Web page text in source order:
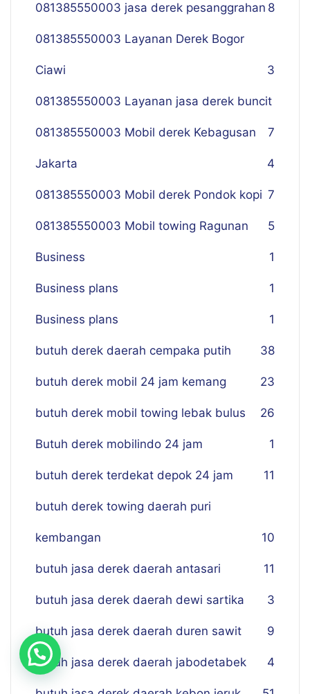
081385550003 jasa derek pesanggrahan 8
081385550003 Layanan Derek Bogor
Ciawi 3
081385550003 Layanan jasa derek buncit
7
081385550003 Mobil derek Kebagusan
Jakarta 4
081385550003 Mobil derek Pondok kopi 7
081385550003 Mobil towing Ragunan 5
Business 1
Business plans 1
Business plans 1
butuh derek daerah cempaka putih 38
butuh derek mobil 24 jam kemang 23
butuh derek mobil towing lebak bulus 26
Butuh derek mobilindo 24 jam 1
butuh derek terdekat depok 24 jam 11
butuh derek towing daerah puri
kembangan 10
butuh jasa derek daerah antasari 11
butuh jasa derek daerah dewi sartika 3
butuh jasa derek daerah duren sawit 9
butuh jasa derek daerah jabodetabek 4